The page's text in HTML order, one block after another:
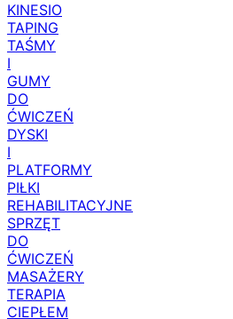
KINESIO
TAPING
TAŚMY
I
GUMY
DO
ĆWICZEŃ
DYSKI
I
PLATFORMY
PIŁKI
REHABILITACYJNE
SPRZĘT
DO
ĆWICZEŃ
MASAŻERY
TERAPIA
CIEPŁEM